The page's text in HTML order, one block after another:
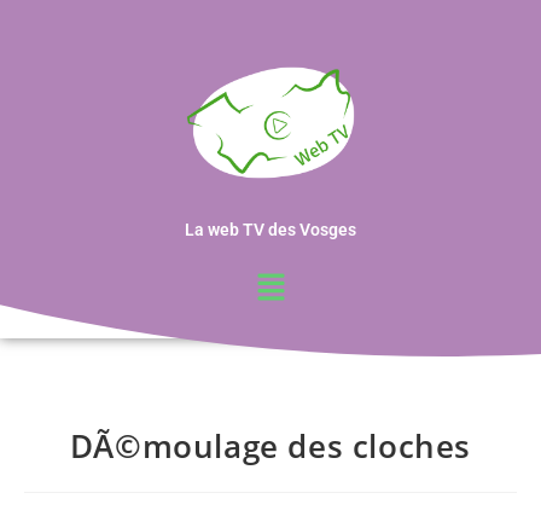
La web TV des Vosges
DÃ©moulage des cloches